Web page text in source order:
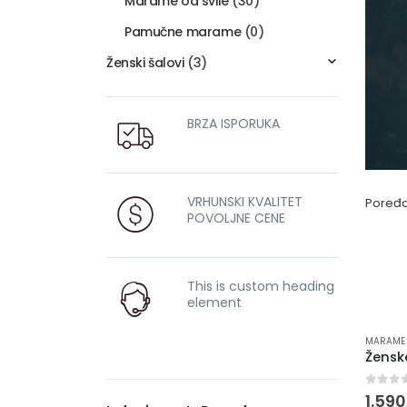
MARAME
0 out
Pamučne marame (0)
Ženski šalovi (3)
BRZA ISPORUKA
VRHUNSKI KVALITET
POVOLJNE CENE
This is custom heading
element